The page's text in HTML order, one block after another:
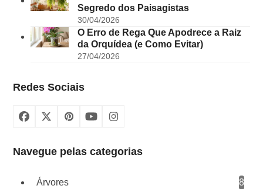
Segredo dos Paisagistas
30/04/2026
O Erro de Rega Que Apodrece a Raiz
da Orquídea (e Como Evitar)
27/04/2026
Redes Sociais
Facebook
X Pinterest
YouTubeInstagram
Navegue pelas categorias
Árvores 8